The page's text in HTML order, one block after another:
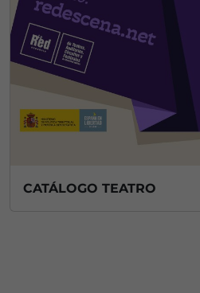
CATÁLOGO TEATRO